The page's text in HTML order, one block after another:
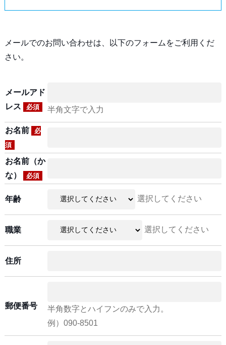
メールでのお問い合わせは、以下のフォームをご利用くだ
さい。
メールアド
レス
必須 半角文字で入力
お名前
必
須
お名前（か
な）
必須
年齢 選択してください
職業 選択してください
住所
郵便番号
半角数字とハイフンのみで入力。
例）090-8501